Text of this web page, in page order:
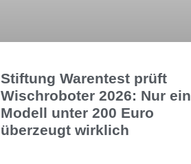
Stiftung Warentest prüft
Wischroboter 2026: Nur ein
Modell unter 200 Euro
überzeugt wirklich